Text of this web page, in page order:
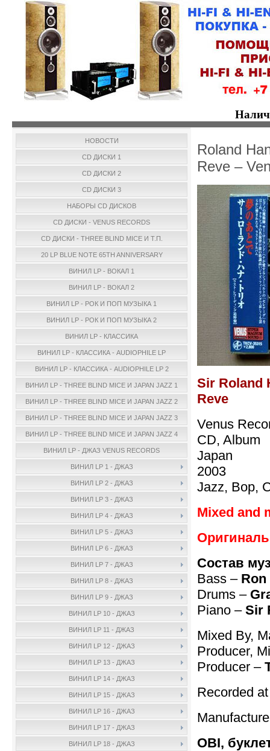
НОВОСТИ
CD ДИСКИ 1
CD ДИСКИ 2
CD ДИСКИ 3
НАБОРЫ CD ДИСКОВ
CD ДИСКИ - VENUS RECORDS
CD ДИСКИ - THREE BLIND MICE И Т.П.
20 LP BLUE NOTE 65TH ANNIVERSARY
ВИНИЛ LP - ВОКАЛ 1
ВИНИЛ LP - ВОКАЛ 2
ВИНИЛ LP - РОК И ПОП МУЗЫКА 1
ВИНИЛ LP - РОК И ПОП МУЗЫКА 2
ВИНИЛ LP - КЛАССИКА
ВИНИЛ LP - КЛАССИКА - AUDIOPHILE LP
ВИНИЛ LP - КЛАССИКА - AUDIOPHILE LP 2
ВИНИЛ LP - THREE BLIND MICE И JAPAN JAZZ 1
ВИНИЛ LP - THREE BLIND MICE И JAPAN JAZZ 2
ВИНИЛ LP - THREE BLIND MICE И JAPAN JAZZ 3
ВИНИЛ LP - THREE BLIND MICE И JAPAN JAZZ 4
ВИНИЛ LP - ДЖАЗ VENUS RECORDS
ВИНИЛ LP 1 - ДЖАЗ
ВИНИЛ LP 2 - ДЖАЗ
ВИНИЛ LP 3 - ДЖАЗ
ВИНИЛ LP 4 - ДЖАЗ
ВИНИЛ LP 5 - ДЖАЗ
ВИНИЛ LP 6 - ДЖАЗ
ВИНИЛ LP 7 - ДЖАЗ
ВИНИЛ LP 8 - ДЖАЗ
ВИНИЛ LP 9 - ДЖАЗ
ВИНИЛ LP 10 - ДЖАЗ
ВИНИЛ LP 11 - ДЖАЗ
ВИНИЛ LP 12 - ДЖАЗ
ВИНИЛ LP 13 - ДЖАЗ
ВИНИЛ LP 14 - ДЖАЗ
ВИНИЛ LP 15 - ДЖАЗ
ВИНИЛ LP 16 - ДЖАЗ
ВИНИЛ LP 17 - ДЖАЗ
ВИНИЛ LP 18 - ДЖАЗ
Roland
Reve –
Sir Roland
Reve
Venus
CD, Album
Japan
2003
Jazz, Bop,
Mixed and
Состав
Bass –
Drums –
Piano – Sir
Mixed By,
Producer,
Producer –
Recorded
OBI,